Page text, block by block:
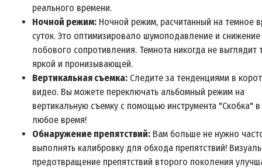
реального времени.
Ночной режим: Ночной режим, расчитанный на темное
суток. Это оптимизировало шумоподавление и снижение
лобового сопротивления. Темнота никогда не выглядит
яркой и пронизывающей.
Вертикальная съемка: Следите за тенденциями в
видео. Вы можете переключать альбомный режим на
вертикальную съемку с помощью инструмента "Скобка" в
любое время!
Обнаружение препятствий: Вам больше не нужно
выполнять калибровку для обхода препятствий!
предотвращение препятствий второго поколения